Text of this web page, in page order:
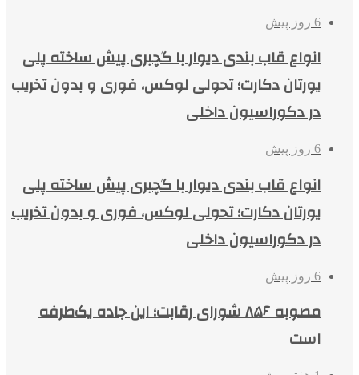
6 روز پیش
انواع قاب بندی دیوار با گچبری پیش ساخته پلی
یورتان دکارت؛ تحولی لوکس، فوری و بدون تخریب
در دکوراسیون داخلی
6 روز پیش
انواع قاب بندی دیوار با گچبری پیش ساخته پلی
یورتان دکارت؛ تحولی لوکس، فوری و بدون تخریب
در دکوراسیون داخلی
6 روز پیش
مصوبه ۸۵۶ شورای رقابت؛ این جاده یک‌طرفه
است